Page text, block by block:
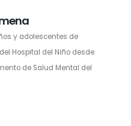
y adolescentes de
Hospital del Niño desde
de Salud Mental del